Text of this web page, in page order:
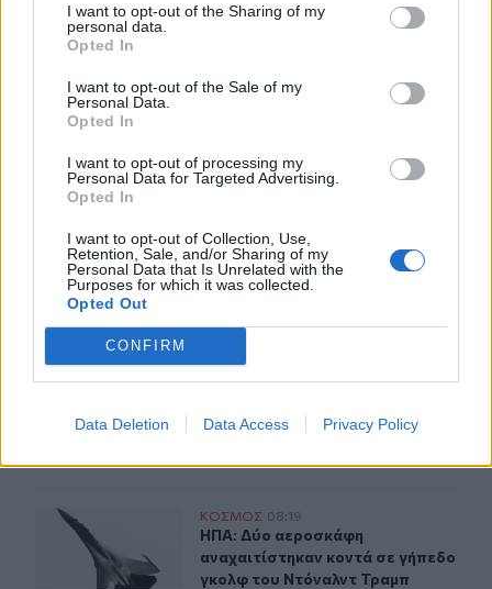
I want to opt-out of the Sharing of my
personal data.
Opted In
I want to opt-out of the Sale of my
Personal Data.
Opted In
I want to opt-out of processing my
Personal Data for Targeted Advertising.
Opted In
I want to opt-out of Collection, Use,
Retention, Sale, and/or Sharing of my
Personal Data that Is Unrelated with the
Purposes for which it was collected.
Opted Out
CONFIRM
Data Deletion Data Access Privacy Policy
ΠΕΡΙΣΣΟΤΕΡΑ
ΣΧΕΤΙΚA AΡΘΡΑ
Άγρια δολοφονία φοιτήτριας στην Αριζόνα: Ήθελε να
ΚΟΣΜΟΣ 09:20
Άγρια δολοφονία φοιτήτριας στην
Άγρια δολοφονία φοιτήτριας
στην Αριζόνα: Ήθελε να τον
χωρίσει και την στραγγάλισε
Σπουδές Νομικής στη νέα εποχή: Πέρα από τα
Πέρα από τα δικαστήρια και τους
ΗΠΑ: Δύο αεροσκάφη αναχαιτίστηκαν κοντά σε
ΚΟΣΜΟΣ 08:19
ΗΠΑ: Δύο αεροσκάφη
ΗΠΑ: Δύο αεροσκάφη
αναχαιτίστηκαν κοντά σε γήπεδο
γκολφ του Ντόναλντ Τραμπ